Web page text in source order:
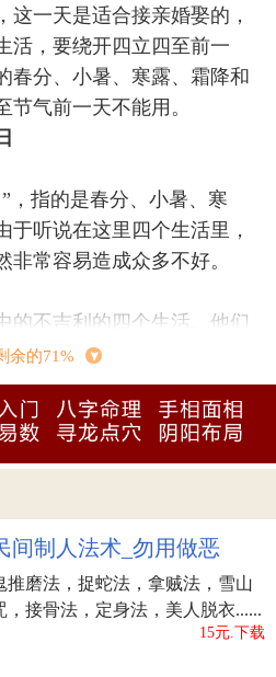
这一天是适合接亲婚娶的，
活，要绕开四立四至前一
春分、小暑、寒露、霜降和
节气前一天不能用。
，指的是春分、小暑、寒
于听说在这里四个生活里，
常容易造成众多不好。
的不吉利的四个生活。他们
天的丁亥日，秋天的辛亥
选黄道吉日的情况下就需要
键就是指四个季节之中的不
：春天的庚申辛酉，夏天的
卯，冬天的丙午丁巳。
的黄道吉日忌讳。关键指的
易的生活。例如甲午年，那
其中子日就归属于岁破日。
余的71%
间制人法术_勿用做恶
推磨法，捉蛇法，拿贼法，雪山
，接骨法，定身法，美人脱衣......
15元.下载